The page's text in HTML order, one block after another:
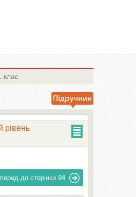
клас
рівень
до сторінки 94